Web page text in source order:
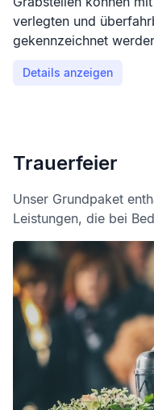
verlegten und
gekennzeichnet
Details anzeigen
Trauerfeier
Unser Grundpaket
Leistungen, die bei